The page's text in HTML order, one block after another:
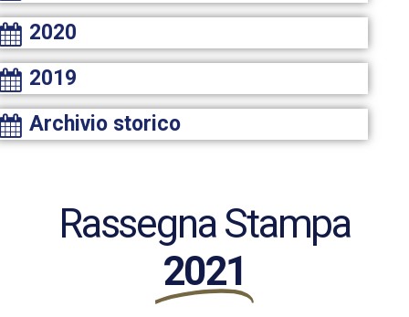
2020
2019
Archivio storico
Rassegna Stampa
2021